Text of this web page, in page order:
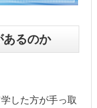
あるのか
した方が手っ取